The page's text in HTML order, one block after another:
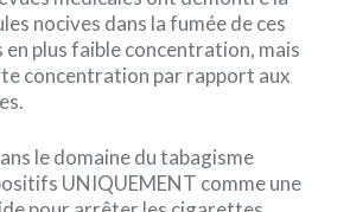
nocives dans la fumée de ces
plus faible concentration, mais
concentration par rapport aux
le domaine du tabagisme
UNIQUEMENT comme une